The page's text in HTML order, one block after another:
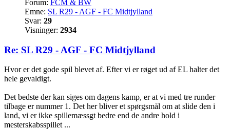
Forum: FCM & BW
Emne: SL R29 - AGF - FC Midtjylland
Svar: 29
Visninger: 2934
Re: SL R29 - AGF - FC Midtjylland
Hvor er det gode spil blevet af. Efter vi er røget ud af EL halter det
hele gevaldigt.
Det bedste der kan siges om dagens kamp, er at vi med tre runder
tilbage er nummer 1. Det her bliver et spørgsmål om at slide den i
land, vi er ikke spillemæssgt bedre end de andre hold i
mesterskabsspillet ...